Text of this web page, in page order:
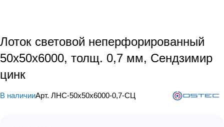
Лоток световой неперфорированный
50х50х6000, толщ. 0,7 мм, Сендзимир
цинк
В наличииАрт. ЛНС-50х50х6000-0,7-СЦ